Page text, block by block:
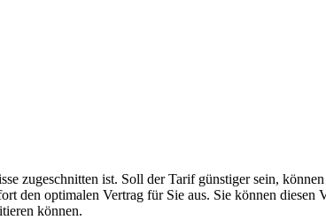
zugeschnitten ist. Soll der Tarif günstiger sein,
optimalen Vertrag für Sie aus. Sie können diesen
können.